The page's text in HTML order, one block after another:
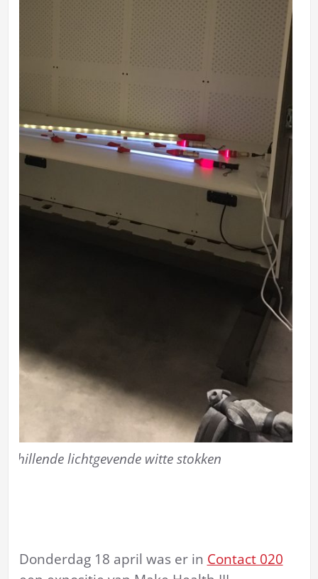
lichtgevende witte stokken
Donderdag 18 april was er in Contact 020